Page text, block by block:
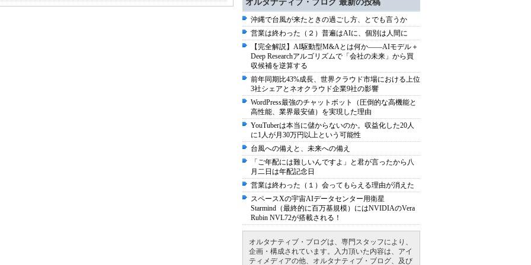
オルタナティブ・ブログ 最新の投稿
沖縄で台風が来たときの過ごし方、とでも言うか
営業は終わった（２）普遍はAIに、個別は人間に
【完全解説】AI駆動型M&Aとは何か――AIモデル＋
Deep Researchアルゴリズムで「会社の未来」から買
収候補を逆算する
前年同期比43%成長、世界クラウド市場における上位
3社シェアとネオクラウド企業9社の影響
WordPress最強のチャットボット（圧倒的な高機能と
高性能、業界最安値）を実現した理由
YouTuberは本当に儲からないのか。収益化した20人
に1人が月30万円以上という可能性
台風への備えと、未来への備え
「ご年配には難しいんですよ」と君が言ったから八
月二日は年配記念日
営業は終わった（１）会ってもらえる理由が消えた
スペースXの宇宙AIデータセンター用衛星
Starmind（最終的に百万基規模）にはNVIDIAのVera
Rubin NVL72が搭載される！
オルタナティブ・ブログは、専門スタッフにより、
企画・構成されています。入力頂いた内容は、アイ
ティメディアの他、オルタナティブ・ブログ、及び